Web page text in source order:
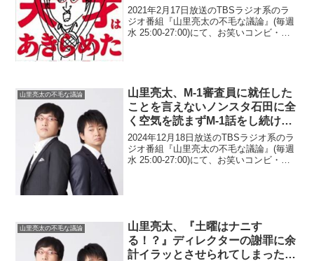
シップちょうだい」などと言われ
たと明かす
2021年2月17日放送のTBSラジオ系のラ
ジオ番組『山里亮太の不毛な議論』(毎週
水 25:00-27:00)にて、お笑いコンビ・南
山里亮太の不毛な議論
山里亮太、M-1審査員に就任した
ことを言えないノンスタ石田に全
く空気を読まずM-1話をし続けて
困らせてしまったと告白「結局、
俺が悪いんだよね」
2024年12月18日放送のTBSラジオ系のラ
ジオ番組『山里亮太の不毛な議論』(毎週
水 25:00-27:00)にて、お笑いコンビ・南
山里亮太の不毛な議論
山里亮太、『土曜はナニす
る！？』ディレクターの謝罪に余
計イラッとさせられてしまったと